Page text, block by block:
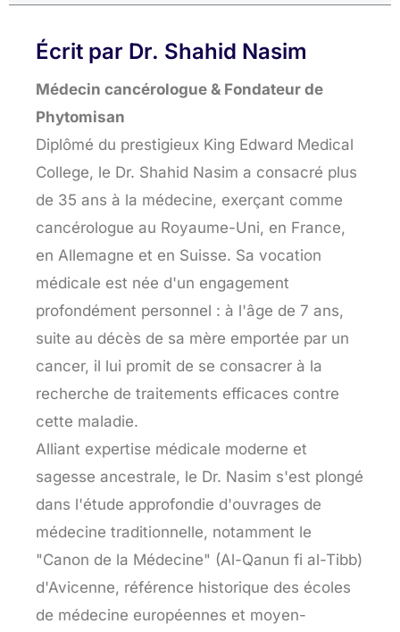
Écrit par Dr. Shahid Nasim
Médecin cancérologue & Fondateur de
Phytomisan
Diplômé du prestigieux King Edward Medical
College, le Dr. Shahid Nasim a consacré plus
de 35 ans à la médecine, exerçant comme
cancérologue au Royaume-Uni, en France,
en Allemagne et en Suisse. Sa vocation
médicale est née d'un engagement
profondément personnel : à l'âge de 7 ans,
suite au décès de sa mère emportée par un
cancer, il lui promit de se consacrer à la
recherche de traitements efficaces contre
cette maladie.
Alliant expertise médicale moderne et
sagesse ancestrale, le Dr. Nasim s'est plongé
dans l'étude approfondie d'ouvrages de
médecine traditionnelle, notamment le
"Canon de la Médecine" (Al-Qanun fi al-Tibb)
d'Avicenne, référence historique des écoles
de médecine européennes et moyen-